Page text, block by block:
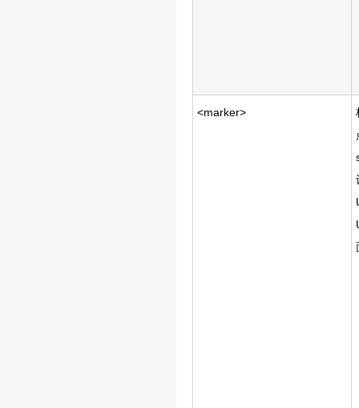
<marker>